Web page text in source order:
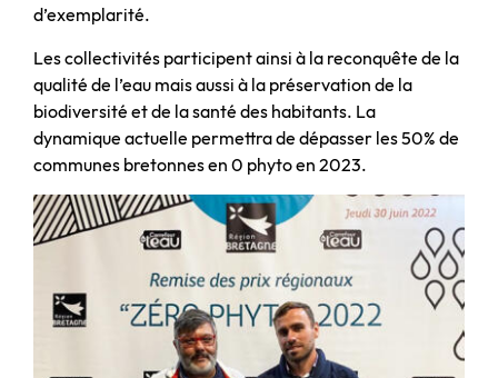
d’exemplarité.
Les collectivités participent ainsi à la reconquête de la
qualité de l’eau mais aussi à la préservation de la
biodiversité et de la santé des habitants. La
dynamique actuelle permettra de dépasser les 50% de
communes bretonnes en 0 phyto en 2023.